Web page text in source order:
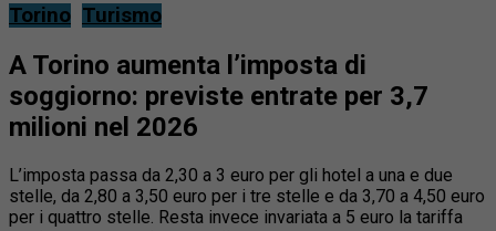
Torino Turismo
A Torino aumenta l’imposta di
soggiorno: previste entrate per 3,7
milioni nel 2026
L’imposta passa da 2,30 a 3 euro per gli hotel a una e due
stelle, da 2,80 a 3,50 euro per i tre stelle e da 3,70 a 4,50 euro
per i quattro stelle. Resta invece invariata a 5 euro la tariffa